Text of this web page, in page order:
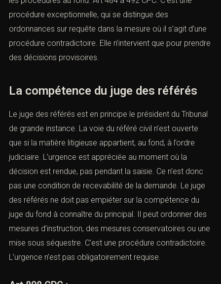
procédure exceptionnelle, qui se distingue des
ordonnances sur requête dans la mesure où il s’agit d’une
procédure contradictoire. Elle n’intervient que pour prendre
des décisions provisoires.
La compétence du juge des référés
Le juge des référés est en principe le président du Tribunal
de grande instance. La voie du référé civil n’est ouverte
que si la matière litigieuse appartient, au fond, à l’ordre
judiciaire. L’urgence est appréciée au moment où la
décision est rendue, pas pendant la saisie. Ce n’est donc
pas une condition de recevabilité de la demande. Le juge
des référés ne doit pas empiéter sur la compétence du
juge du fond à connaître du principal. Il peut ordonner des
mesures d’instruction, des mesures conservatoires ou une
mise sous séquestre. C’est une procédure contradictoire.
L’urgence n’est pas obligatoirement requise.